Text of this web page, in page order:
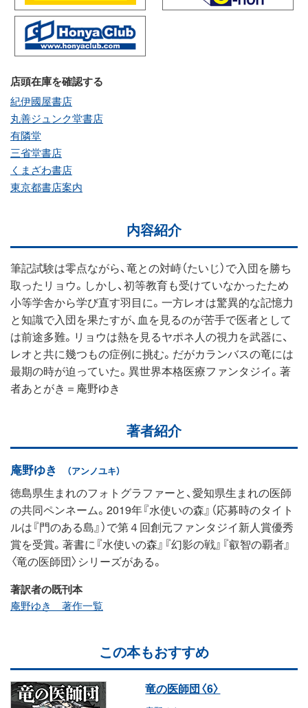
店頭在庫を確認する
紀伊國屋書店
丸善ジュンク堂書店
有隣堂
三省堂書店
くまざわ書店
東京都書店案内
内容紹介
筆記試験は零点ながら、竜との対峙（たいじ）で入団を勝ち
取ったリョウ。しかし、初等教育も受けていなかったため
小等学舎から学び直す羽目に。一方レオは驚異的な記憶力
と知識で入団を果たすが、血を見るのが苦手で医者として
は前途多難。リョウは熱を見るヤポネ人の視力を武器に、
レオと共に幾つもの症例に挑む。だがカランバスの竜には
最期の時が迫っていた。異世界本格医療ファンタジイ。著
者あとがき＝庵野ゆき
著者紹介
庵野ゆき （アンノユキ）
徳島県生まれのフォトグラファーと、愛知県生まれの医師
の共同ペンネーム。2019年『水使いの森』（応募時のタイト
ルは『門のある島』）で第４回創元ファンタジイ新人賞優秀
賞を受賞。著書に『水使いの森』『幻影の戦』『叡智の覇者』
〈竜の医師団〉シリーズがある。
著訳者の既刊本
庵野ゆき 著作一覧
この本もおすすめ
竜の医師団〈6〉